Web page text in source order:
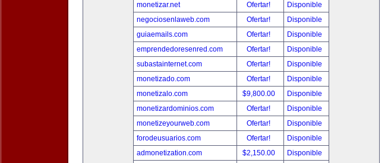
monetizar.net
Ofertar!
Disponible
negociosenlaweb.com
Ofertar!
Disponible
guiaemails.com
Ofertar!
Disponible
emprendedoresenred.com
Ofertar!
Disponible
subastainternet.com
Ofertar!
Disponible
monetizado.com
Ofertar!
Disponible
monetizalo.com
$9,800.00
Disponible
monetizardominios.com
Ofertar!
Disponible
monetizeyourweb.com
Ofertar!
Disponible
forodeusuarios.com
Ofertar!
Disponible
admonetization.com
$2,150.00
Disponible